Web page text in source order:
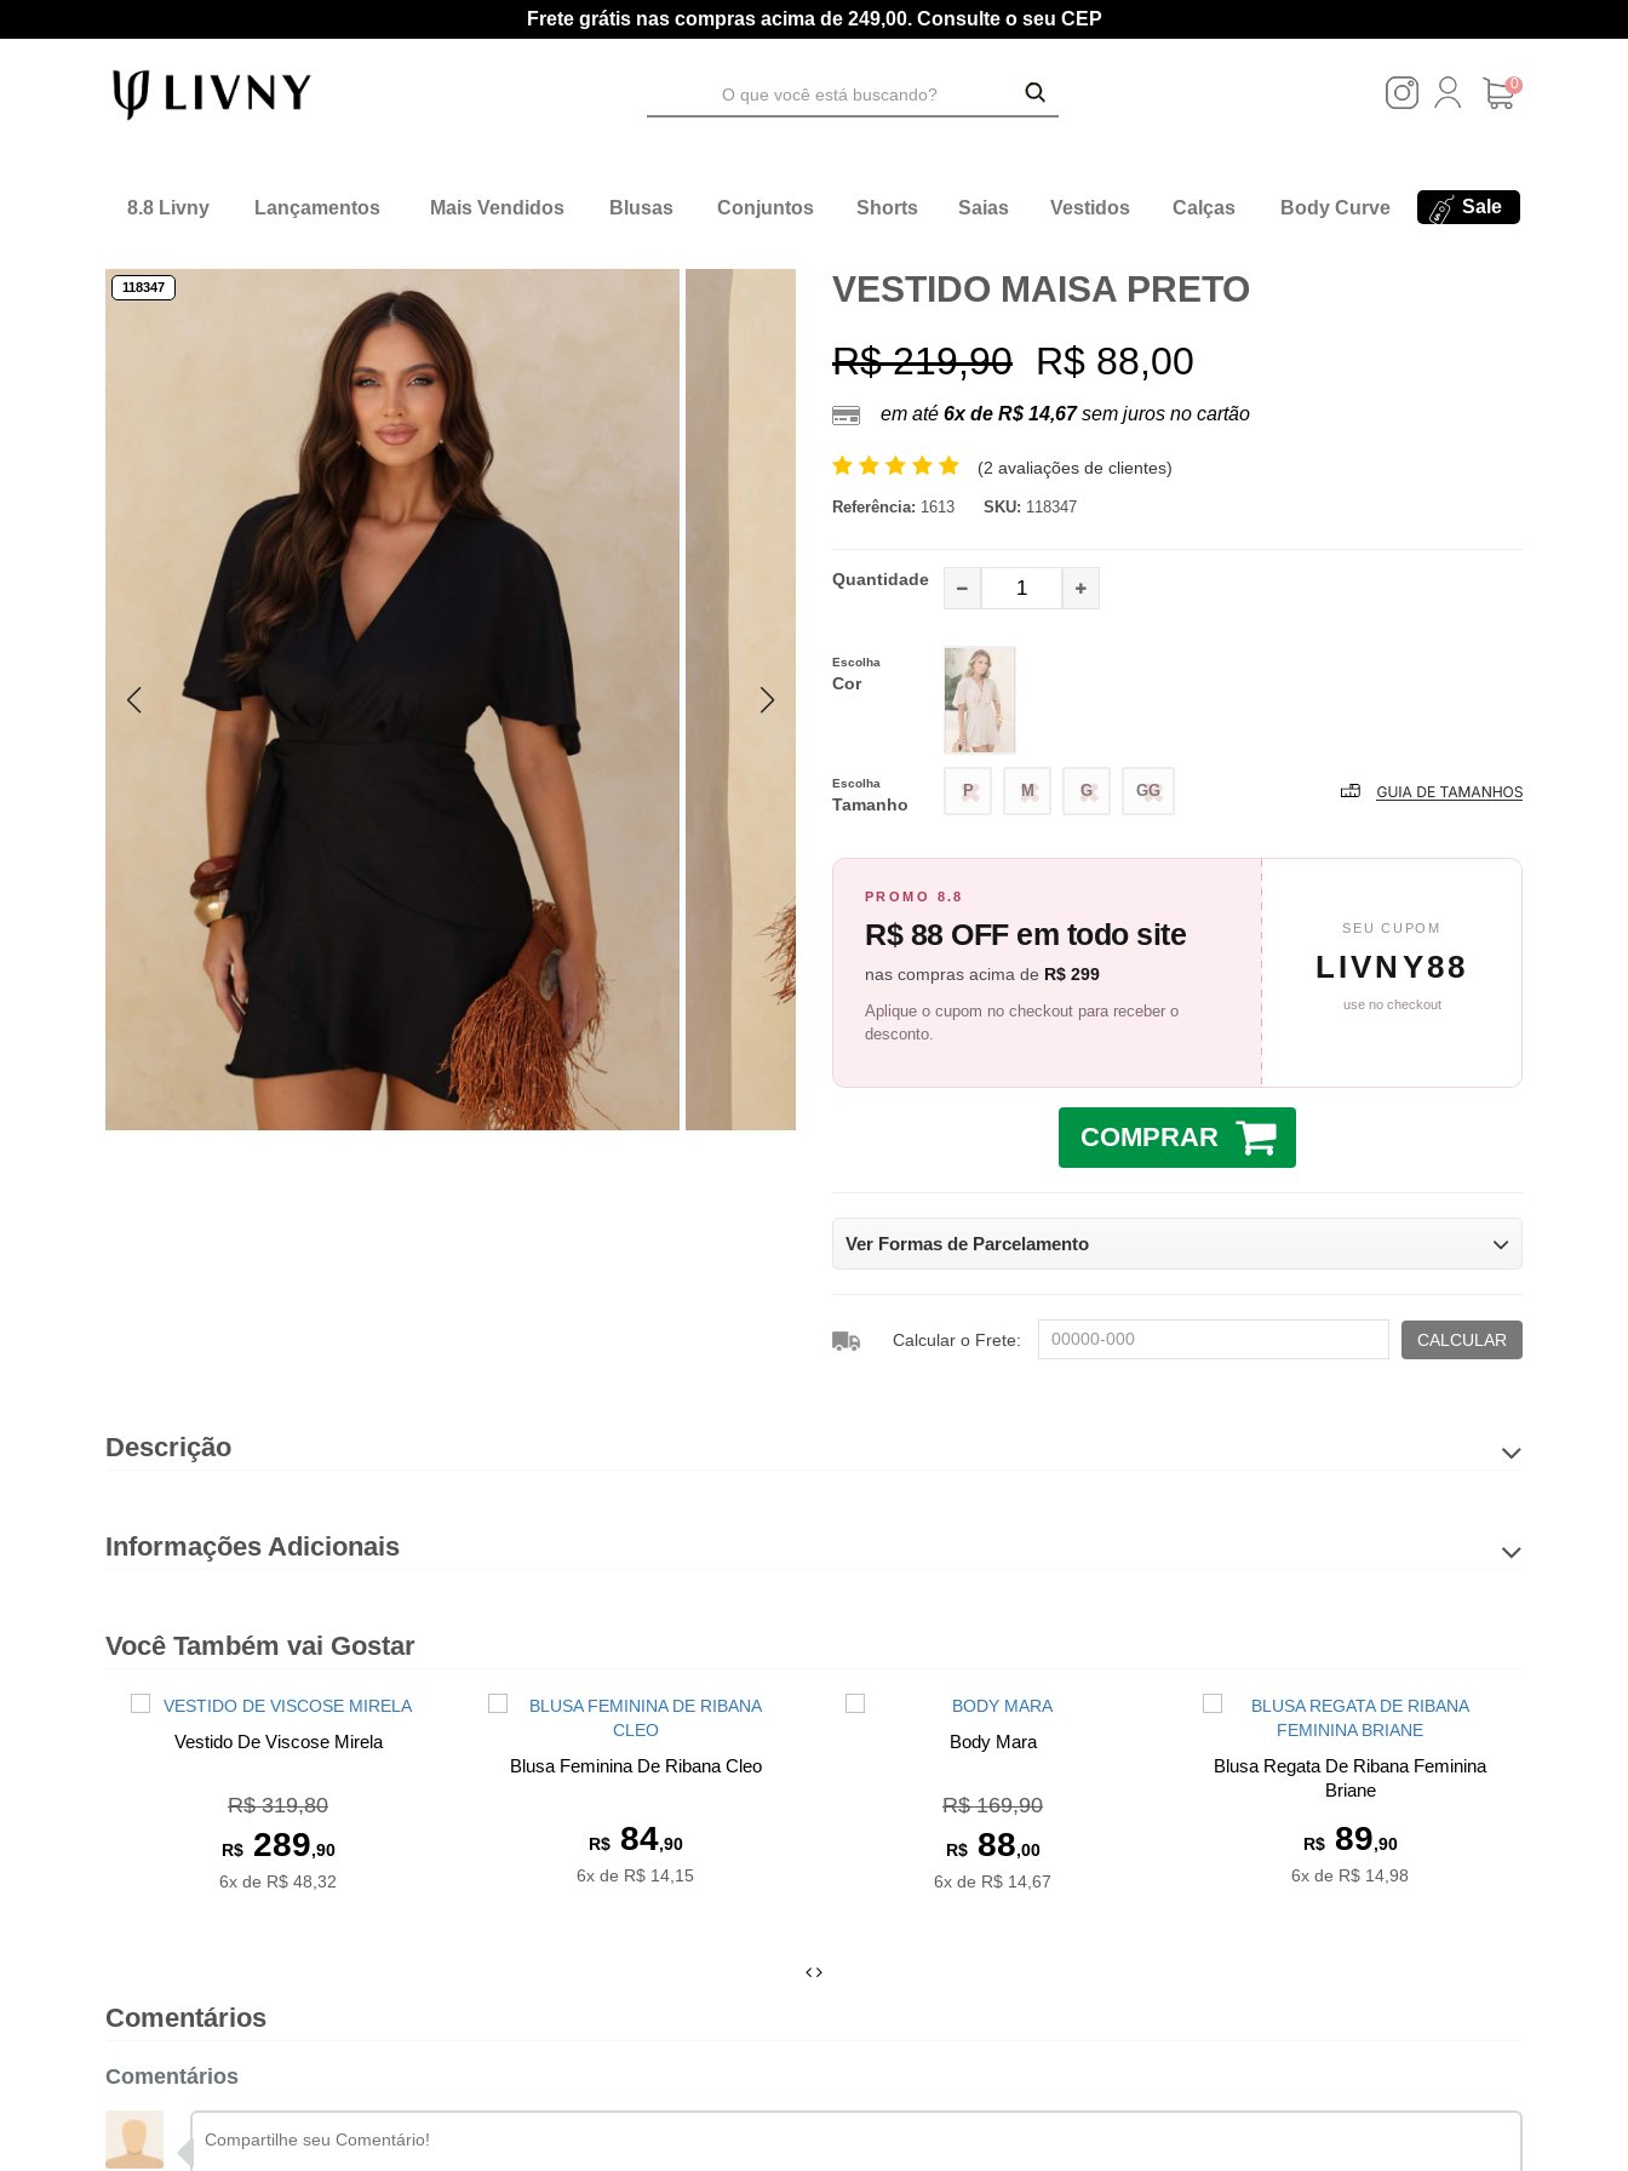
Frete grátis nas compras acima de 249,00. Consulte o seu CEP
0
8.8 Livny Lançamentos Mais Vendidos Blusas Conjuntos Shorts Saias Vestidos Calças Body Curve Sale
118347 VESTIDO MAISA PRETO
R$ 219,90 R$ 88,00
em até 6x de R$ 14,67sem juros no cartão
(2 avaliações de clientes)
Referência: 1613 SKU: 118347
Quantidade
Escolha
Cor
Escolha
Tamanho
P M G GG
PROMO 8.8
R$ 88 OFF em todo site
nas compras acima de R$ 299
Aplique o cupom no checkout para receber o
desconto.
SEU CUPOM
LIVNY88
use no checkout
COMPRAR
Ver Formas de Parcelamento
Calcular o Frete: CALCULAR
Descrição
Informações Adicionais
Você Também vai Gostar
Vestido De Viscose Mirela
R$ 319,80
R$289,90
6x de R$ 48,32
Blusa Feminina De Ribana Cleo
R$84,90
6x de R$ 14,15
Body Mara
R$ 169,90
R$88,00
6x de R$ 14,67
Blusa Regata De Ribana Feminina
Briane
R$89,90
6x de R$ 14,98
Comentários
Comentários